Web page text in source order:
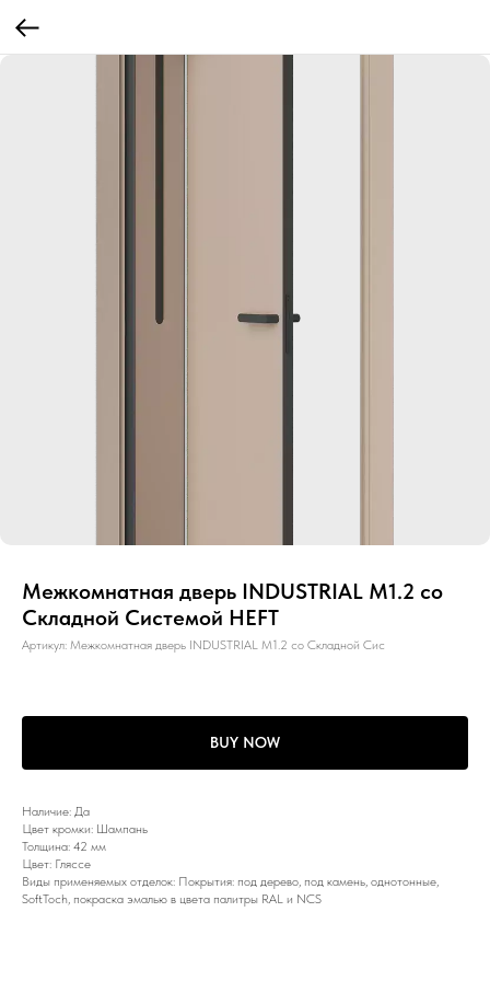
Межкомнатная дверь INDUSTRIAL M1.2 со
Складной Системой HEFT
Артикул: Межкомнатная дверь INDUSTRIAL M1.2 со Складной Сис
BUY NOW
Наличие: Да
Цвет кромки: Шампань
Толщина: 42 мм
Цвет: Гляссе
Виды применяемых отделок: Покрытия: под дерево, под камень, однотонные,
SoftToch, покраска эмалью в цвета палитры RAL и NCS